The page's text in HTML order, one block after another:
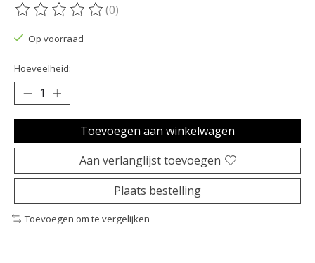
De beoordeling van dit product is
(0)
Op voorraad
Hoeveelheid:
Toevoegen aan winkelwagen
Aan verlanglijst toevoegen
Plaats bestelling
Toevoegen om te vergelijken